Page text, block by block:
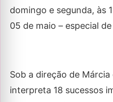
domingo e segunda, às
05 de maio – especial
Sob a direção de
interpreta 18 sucessos